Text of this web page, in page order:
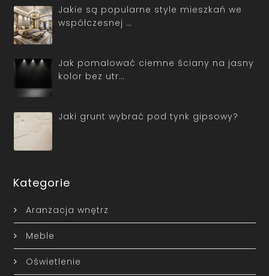
Jakie są popularne style mieszkań we
współczesnej …
Jak pomalować ciemne ściany na jasny
kolor bez utr…
Jaki grunt wybrać pod tynk gipsowy?
Kategorie
Aranżacja wnętrz
Meble
Oświetlenie